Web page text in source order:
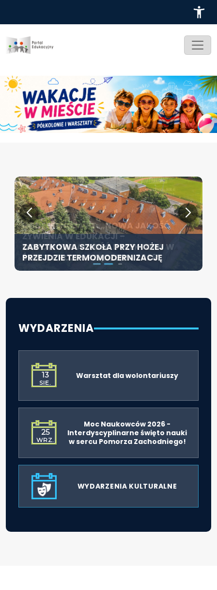
ZABYTKOWA SZKOŁA PRZY HOŻEJ
PRZEJDZIE TERMOMODERNIZACJĘ
KONFERENCJA PT. „NOWA JAKOŚĆ
ŻYWIENIA W EDUKACJI –
ODPOWIEDZIALNOŚĆ DYREKTORA W
ŚWIETLE ROZPORZĄDZENIA 2026”
SZCZECIN ROZWIJA EDUKACJĘ
WŁĄCZAJĄCĄ - NOWE
SPECJALISTYCZNE CENTRUM
ROZPOCZYNA DZIAŁALNOŚĆ
WYDARZENIA
13
SIE.
Warsztat dla wolontariuszy
25
WRZ.
Moc Naukowców 2026 -
Interdyscyplinarne święto nauki
w sercu Pomorza Zachodniego!
WYDARZENIA KULTURALNE